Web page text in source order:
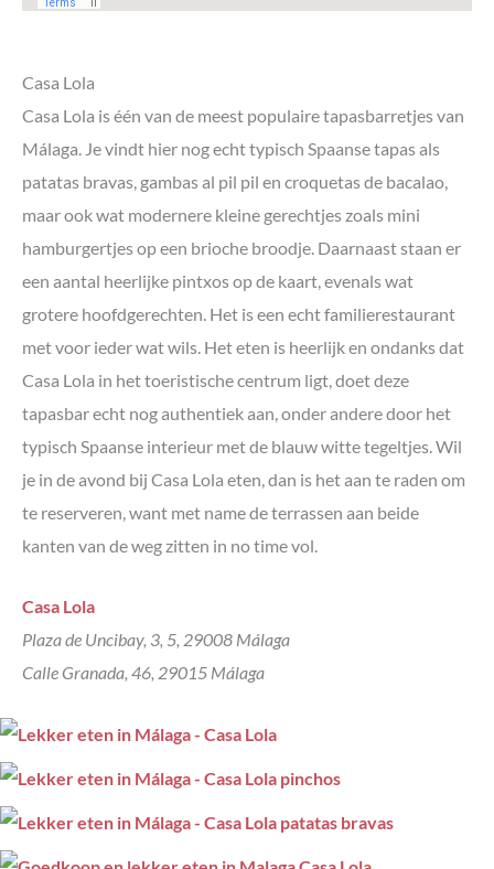
Casa Lola
Casa Lola is één van de meest populaire tapasbarretjes van
Málaga. Je vindt hier nog echt typisch Spaanse tapas als
patatas bravas, gambas al pil pil en croquetas de bacalao,
maar ook wat modernere kleine gerechtjes zoals mini
hamburgertjes op een brioche broodje. Daarnaast staan er
een aantal heerlijke pintxos op de kaart, evenals wat
grotere hoofdgerechten. Het is een echt familierestaurant
met voor ieder wat wils. Het eten is heerlijk en ondanks dat
Casa Lola in het toeristische centrum ligt, doet deze
tapasbar echt nog authentiek aan, onder andere door het
typisch Spaanse interieur met de blauw witte tegeltjes. Wil
je in de avond bij Casa Lola eten, dan is het aan te raden om
te reserveren, want met name de terrassen aan beide
kanten van de weg zitten in no time vol.
Casa Lola
Plaza de Uncibay, 3, 5, 29008 Málaga
Calle Granada, 46, 29015 Málaga